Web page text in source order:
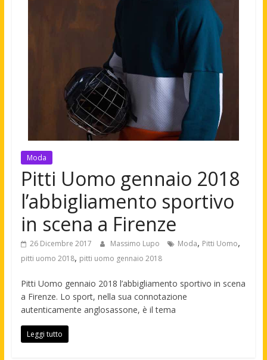
Moda
Pitti Uomo gennaio 2018
l’abbigliamento sportivo
in scena a Firenze
26 Dicembre 2017 Massimo Lupo Moda, Pitti Uomo,
pitti uomo 2018, pitti uomo gennaio 2018
Pitti Uomo gennaio 2018 l’abbigliamento sportivo in scena
a Firenze. Lo sport, nella sua connotazione
autenticamente anglosassone, è il tema
Leggi tutto